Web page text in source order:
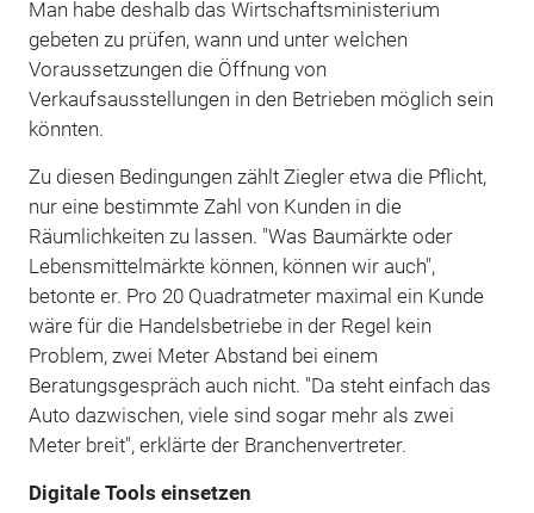
Man habe deshalb das Wirtschaftsministerium
gebeten zu prüfen, wann und unter welchen
Voraussetzungen die Öffnung von
Verkaufsausstellungen in den Betrieben möglich sein
könnten.
Zu diesen Bedingungen zählt Ziegler etwa die Pflicht,
nur eine bestimmte Zahl von Kunden in die
Räumlichkeiten zu lassen. "Was Baumärkte oder
Lebensmittelmärkte können, können wir auch",
betonte er. Pro 20 Quadratmeter maximal ein Kunde
wäre für die Handelsbetriebe in der Regel kein
Problem, zwei Meter Abstand bei einem
Beratungsgespräch auch nicht. "Da steht einfach das
Auto dazwischen, viele sind sogar mehr als zwei
Meter breit", erklärte der Branchenvertreter.
Digitale Tools einsetzen